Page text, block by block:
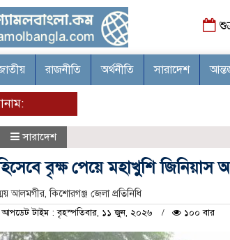
রাজনীতি অর্থনীতি সারাদেশ
সারাদেশ
বৃক্ষ পেয়ে মহাখুশি জিনিয়াস
আলমগীর, কিশোরগঞ্জ জেলা প্রতিনিধি
টাইম : বৃহস্পতিবার, ১১ জুন, ২০২৬ ১০০ বার